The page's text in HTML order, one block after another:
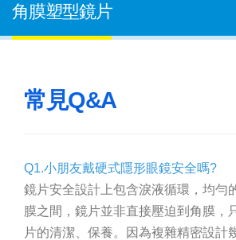
角膜塑型鏡片
常見Q&A
Q1.小朋友戴硬式隱形眼鏡安全嗎?
鏡片安全設計上包含淚液循環，均勻
膜之間，鏡片並非直接壓迫到角膜，
片的清潔、保養。因為複雜精密設計